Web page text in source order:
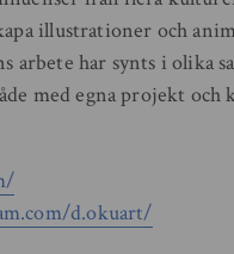
illustrationer och
arbete har synts i olika
med egna projekt
d.okuart/